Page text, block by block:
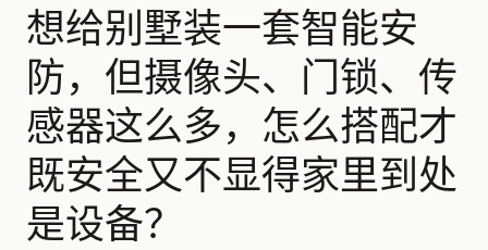
想给别墅装一套智能安
防，但摄像头、门锁、传
感器这么多，怎么搭配才
既安全又不显得家里到处
是设备？
手机号*
房屋面积（㎡）